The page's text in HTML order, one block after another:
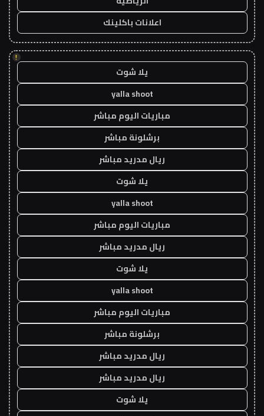
اعلانات باكلينك
!
يلا شوت
yalla shoot
مباريات اليوم مباشر
برشلونة مباشر
ريال مدريد مباشر
يلا شوت
yalla shoot
مباريات اليوم مباشر
ريال مدريد مباشر
يلا شوت
yalla shoot
مباريات اليوم مباشر
برشلونة مباشر
ريال مدريد مباشر
ريال مدريد مباشر
يلا شوت